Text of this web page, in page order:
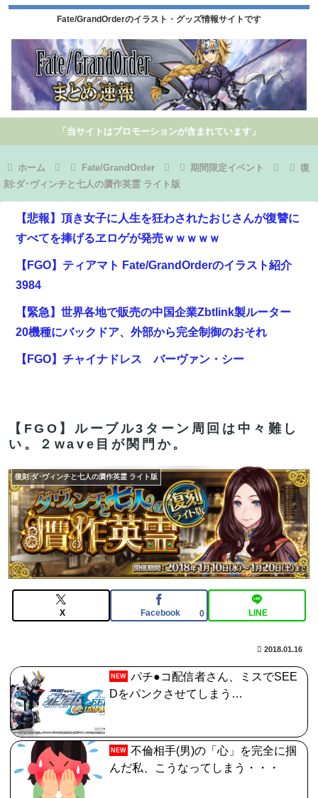
Fate/GrandOrderのイラスト・グッズ情報サイトです
「当サイトはプロモーションが含まれています」
ホーム Fate/GrandOrder 期間限定イベント
復
刻:ダ･ヴィンチと七人の贋作英霊 ライト版
【悲報】頂き女子に人生を狂わされたおじさんが復讐に
すべてを捧げるヱロゲが発売ｗｗｗｗｗ
【FGO】ティアマト Fate/GrandOrderのイラスト紹介
3984
【緊急】世界各地で販売の中国企業Zbtlink製ルーター
20機種にバックドア、外部から完全制御のおそれ
【FGO】チャイナドレス バーヴァン・シー
化！これも露悪漫画なの？
【FGO】スルトくんは保険に使えたのかね実際
「安物買いの銭失いだったねぇ」とインドネシア高速鉄
道の最終処分に日本側騒然、国家予算は使わないという
と何が財源なんだ？
【FGO】チャイナドレス バーヴァン・シー
Fate/GrandOrderのイラスト紹介3985
【FGO】金時といい勝負。クーフーリン・オルタ強化み
んなの反応まとめ
【FGO】金時といい勝負。クーフーリン・オルタ強化み
んなの反応まとめ
【悲報】内田りこ「社会に戻りたいです」
【FGO】まず宇宙進出が霊長譲ることに繋がるのが納得
してない
【FGO】ルーブル3ターン周回は中々難し
い。２wave目が関門か。
復刻:ダ･ヴィンチと七人の贋作英霊 ライト版
X Facebook 0 LINE
2018.01.16
NEW パチ●コ配信者さん、ミスでSEE
Dをパンクさせてしまう…
NEW 不倫相手(男)の「心」を完全に掴
んだ私、こうなってしまう・・・